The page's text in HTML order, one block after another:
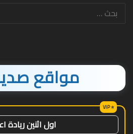
مواقع
اول اثنين ريادة